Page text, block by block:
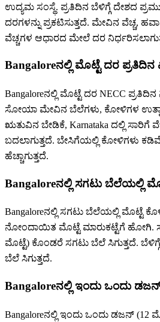
ಉದ್ಯಮ ಸಂಸ್ಥೆ. ಪ್ರತಿದಿನ ಬೆಳಿಗ್ಗೆ ದೇಶದ
ದರಗಳನ್ನು ಪ್ರಕಟಿಸುತ್ತದೆ. ಮೇವಿನ ವೆಚ್ಚ,
ವೆಚ್ಚಗಳ ಆಧಾರದ ಮೇಲೆ ದರ
Bangaloreನಲ್ಲಿ ಮೊಟ್ಟೆ ದರ ಪ್ರತಿದಿನ
Bangaloreನಲ್ಲಿ ಮೊಟ್ಟೆ ದರ NECC
ಸೋಯಾ ಮೇವಿನ ಬೆಲೆಗಳು, ಕೋಳಿಗಳ
ಋತುವಿನ ಬೇಡಿಕೆ, Karnataka ದಲ್ಲಿ ಸಾರಿಗೆ
ಬದಲಾಗುತ್ತದೆ. ಬೇಸಿಗೆಯಲ್ಲಿ ಕೋಳಿಗಳು
ಹೆಚ್ಚಾಗುತ್ತದೆ.
Bangaloreನಲ್ಲಿ ಸಗಟು ಬೆಲೆಯಲ್ಲಿ
Bangaloreನಲ್ಲಿ ಸಗಟು ಬೆಲೆಯಲ್ಲಿ ಮೊಟ್ಟೆ
ನೋಂದಾಯಿತ ಮೊಟ್ಟೆ ಮಾರುಕಟ್ಟೆಗೆ ಹೋಗಿ.
ಮೊಟ್ಟೆ) ಕೊಂಡರೆ ಸಗಟು ಬೆಲೆ ಸಿಗುತ್ತದೆ.
ಬೆಲೆ ಸಿಗುತ್ತದೆ.
Bangaloreನಲ್ಲಿ ಇಂದು ಒಂದು
Bangaloreನಲ್ಲಿ ಇಂದು ಒಂದು ಡಜನ್ (12